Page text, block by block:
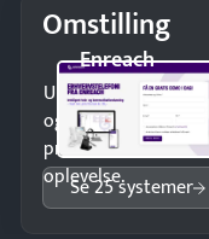
Omstilling
Enreach
Undgå tabte opkald
og giv kunderne en
professionel
oplevelse.
Se 25 systemer